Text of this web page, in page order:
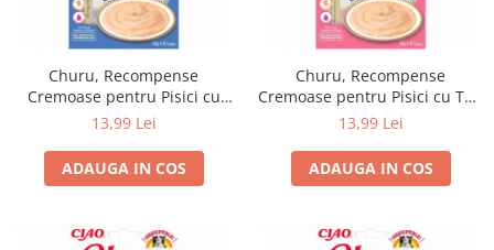
Churu, Recompense
Cremoase pentru Pisici cu
Ton, 4x14g
13,99 Lei
ADAUGA IN COS
Churu, Recompense
Cremoase pentru Pisici cu Ton
si Somon, 4x14g
13,99 Lei
ADAUGA IN COS